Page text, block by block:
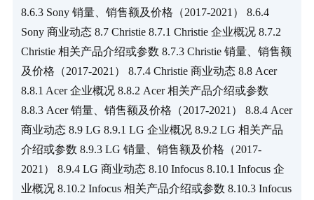
8.6.3 Sony 销量、销售额及价格（2017-2021） 8.6.4
Sony 商业动态 8.7 Christie 8.7.1 Christie 企业概况 8.7.2
Christie 相关产品介绍或参数 8.7.3 Christie 销量、销售额
及价格（2017-2021） 8.7.4 Christie 商业动态 8.8 Acer
8.8.1 Acer 企业概况 8.8.2 Acer 相关产品介绍或参数
8.8.3 Acer 销量、销售额及价格（2017-2021） 8.8.4 Acer
商业动态 8.9 LG 8.9.1 LG 企业概况 8.9.2 LG 相关产品
介绍或参数 8.9.3 LG 销量、销售额及价格（2017-
2021） 8.9.4 LG 商业动态 8.10 Infocus 8.10.1 Infocus 企
业概况 8.10.2 Infocus 相关产品介绍或参数 8.10.3 Infocus